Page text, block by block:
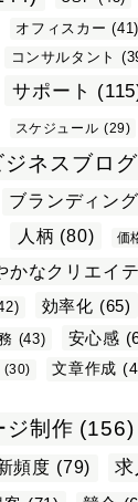
オフィスカー (41)
コンサルタント
サポート
スケジュール (29)
ジネスブログ
ブランディング
人柄 (80) 価
かなクリエイ
効率化 (65)
(43) 安心感
(30) 文章作成
ジ制作 (156)
頻度 (79) 求